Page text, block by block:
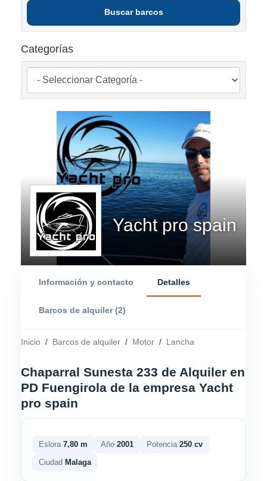
Buscar barcos
Categorías
Yacht pro spain
Información y contacto Detalles
Barcos de alquiler (2)
Inicio / Barcos de alquiler / Motor / Lancha
Chaparral Sunesta 233 de Alquiler en
PD Fuengirola de la empresa Yacht
pro spain
Eslora 7,80 m Año 2001 Potencia 250 cv
Ciudad Malaga